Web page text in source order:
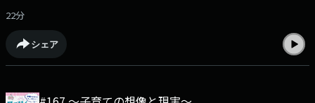
飛び出しました。是非子育ての合間にお楽しみください。
22分
シェア